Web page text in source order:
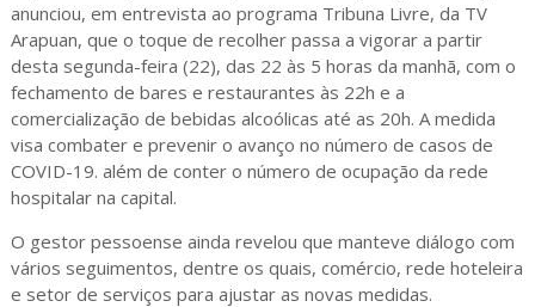
anunciou, em entrevista ao programa Tribuna Livre, da TV
Arapuan, que o toque de recolher passa a vigorar a partir
desta segunda-feira (22), das 22 às 5 horas da manhã, com o
fechamento de bares e restaurantes às 22h e a
comercialização de bebidas alcoólicas até as 20h. A medida
visa combater e prevenir o avanço no número de casos de
COVID-19. além de conter o número de ocupação da rede
hospitalar na capital.
O gestor pessoense ainda revelou que manteve diálogo com
vários seguimentos, dentre os quais, comércio, rede hoteleira
e setor de serviços para ajustar as novas medidas.